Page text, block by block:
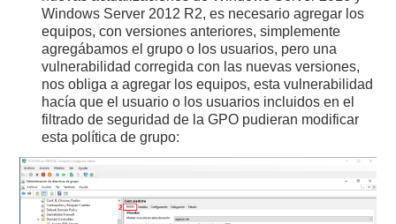
Windows Server 2012 R2, es necesario agregar los
equipos, con versiones anteriores, simplemente
agregábamos el grupo o los usuarios, pero una
vulnerabilidad corregida con las nuevas versiones,
nos obliga a agregar los equipos, esta vulnerabilidad
hacía que el usuario o los usuarios incluidos en el
filtrado de seguridad de la GPO pudieran modificar
esta política de grupo: